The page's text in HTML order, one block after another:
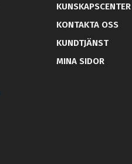
KUNSKAPSCENTER
KONTAKTA OSS
KUNDTJÄNST
MINA SIDOR